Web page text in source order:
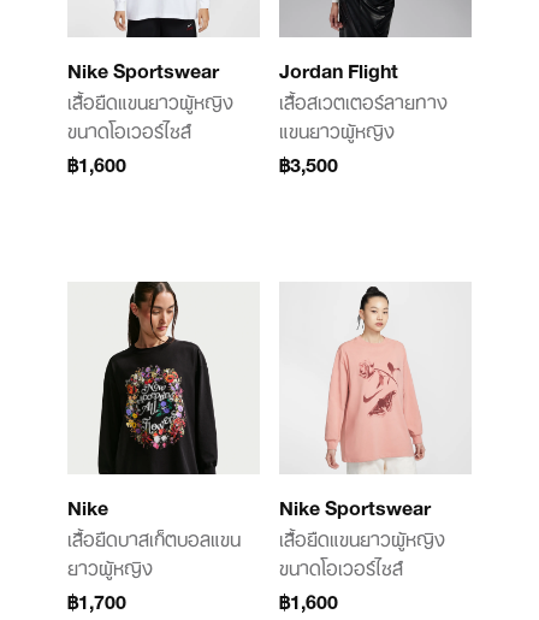
Nike Sportswear
เสื้อยืดแขนยาวผู้หญิง
ขนาดโอเวอร์ไซส์
฿1,600
Jordan Flight
เสื้อสเวตเตอร์ลายทาง
แขนยาวผู้หญิง
฿3,500
Nike
เสื้อยืดบาสเก็ตบอลแขน
ยาวผู้หญิง
฿1,700
Nike Sportswear
เสื้อยืดแขนยาวผู้หญิง
ขนาดโอเวอร์ไซส์
฿1,600